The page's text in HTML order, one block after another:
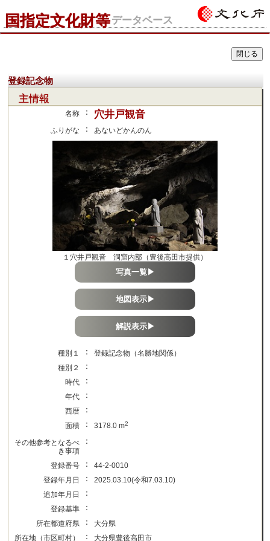
国指定文化財等データベース
登録記念物
主情報
名称 ： 穴井戸観音
ふりがな ： あないどかんのん
１穴井戸観音 洞窟内部（豊後高田市提供）
写真一覧▶
地図表示▶
解説表示▶
種別１ ：
登録記念物（名勝地関係）
種別２
：
時代 ：
年代 ：
西暦 ：
面積 ： 3178.0 m2
その他参考となるべ
き事項
：
登録番号 ：
44-2-0010
登録年月日
：
2025.03.10(令和7.03.10)
追加年月日
：
登録基準 ：
所在都道府県 ：
大分県
所在地（市区町村）
： 大分県豊後高田市